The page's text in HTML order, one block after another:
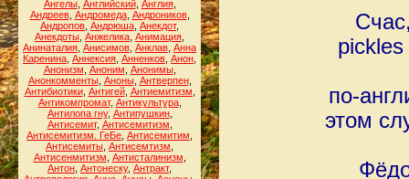
Ангелы, Английский, Англия,
Андреев, Андромеда, Андроников,
Андропов Андрюша Анекдот,
Анекдоты Анжелика Анимация
Анинаталия Анисимов Анклав Анна
Каренина Аннексия Анненков Анон
Анонизм Аноним Анонимы,
Анонкомменты, Аноны, Антверпен,
Антибиотики, Антигей, Антиемитизм
Антикомпромат, Антикультура,
Антилопа гну, Антипушкин,
Антисемит, Антисемитизм
Антисемитизм. ГеБе Антисемитим
Антисемиты Антисемтизм
Антисенмитизм Антисталинизм
Антон Антонеску, Антракт,
по-
этом